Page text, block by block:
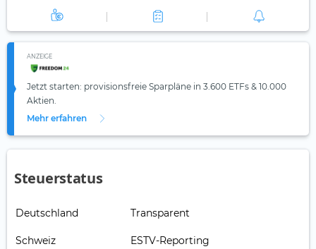
ANZEIGE
Jetzt starten: provisionsfreie Sparpläne in 3.600 ETFs & 10.000
Aktien.
Mehr erfahren
Steuerstatus
Deutschland Transparent
Schweiz ESTV-Reporting